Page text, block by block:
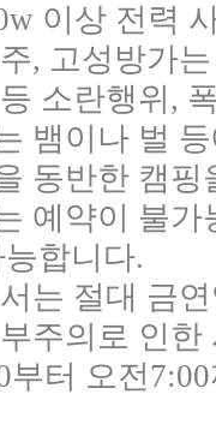
이상 전력
, 고성방가
소란행위,
뱀이나 벌
동반한 캠핑
예약이 불
합니다.
는 절대 금
주의로 인
부터 오전